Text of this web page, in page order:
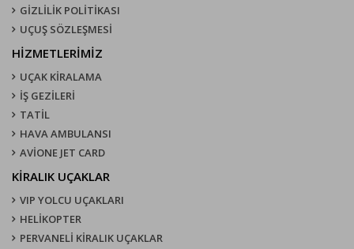
GİZLİLİK POLİTİKASI
UÇUŞ SÖZLEŞMESI
HİZMETLERİMİZ
UÇAK KIRALAMA
İŞ GEZİLERİ
TATİL
HAVA AMBULANSI
AVİONE JET CARD
KIRALIK UÇAKLAR
VIP YOLCU UÇAKLARI
HELİKOPTER
PERVANELİ KİRALIK UÇAKLAR